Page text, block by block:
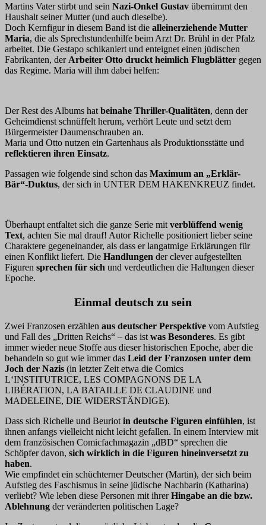
Martins Vater stirbt und sein Nazi-Onkel Gustav übernimmt den
Haushalt seiner Mutter (und auch dieselbe).
Doch Kernfigur in diesem Band ist die alleinerziehende Mutter
Maria, die als Sprechstundenhilfe beim Arzt Dr. Brühl in der Pfalz
arbeitet. Die Gestapo schikaniert und enteignet einen jüdischen
Fabrikanten, der Arbeiter Otto druckt heimlich Flugblätter gegen
das Regime. Maria will ihm dabei helfen:
Der Rest des Albums hat beinahe Thriller-Qualitäten, denn der
Geheimdienst schnüffelt herum, verhört Leute und setzt dem
Bürgermeister Daumenschrauben an.
Maria und Otto nutzen ein Gartenhaus als Produktionsstätte und
reflektieren ihren Einsatz.
Passagen wie folgende sind schon das Maximum an „Erklär-
Bär“-Duktus, der sich in UNTER DEM HAKENKREUZ findet.
Überhaupt entfaltet sich die ganze Serie mit verblüffend wenig
Text, achten Sie mal drauf! Autor Richelle positioniert lieber seine
Charaktere gegeneinander, als dass er langatmige Erklärungen für
einen Konflikt liefert. Die Handlungen der clever aufgestellten
Figuren sprechen für sich und verdeutlichen die Haltungen dieser
Epoche.
Einmal deutsch zu sein
Zwei Franzosen erzählen aus deutscher Perspektive vom Aufstieg
und Fall des „Dritten Reichs“ – das ist was Besonderes. Es gibt
immer wieder neue Stoffe aus dieser historischen Epoche, aber die
behandeln so gut wie immer das Leid der Franzosen unter dem
Joch der Nazis (in letzter Zeit etwa die Comics
L‘INSTITUTRICE, LES COMPAGNONS DE LA
LIBÉRATION, LA BATAILLE DE CLAUDINE und
MADELEINE, DIE WIDERSTÄNDIGE).
Dass sich Richelle und Beuriot in deutsche Figuren einfühlen, ist
ihnen anfangs vielleicht nicht leicht gefallen. In einem Interview mit
dem französischen Comicfachmagazin „dBD“ sprechen die
Schöpfer davon, sich wirklich in die Figuren hineinversetzt zu
haben.
Wie empfindet ein schüchterner Deutscher (Martin), der sich beim
Aufstieg des Faschismus in seine jüdische Nachbarin (Katharina)
verliebt? Wie leben diese Personen mit ihrerHingabe an die bzw.
Ablehnung der veränderten politischen Lage?